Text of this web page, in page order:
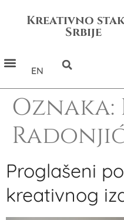
Kreativno
Srbije
EN
Oznaka:
Proglašeni
kreativnog